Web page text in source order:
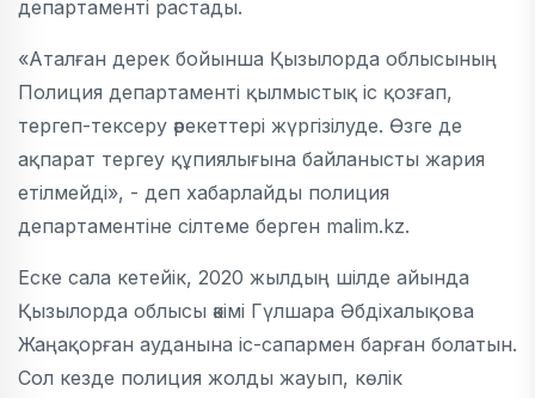
департаменті растады.
«Аталған дерек бойынша Қызылорда облысының
Полиция департаменті қылмыстық іс қозғап,
тергеп-тексеру әрекеттері жүргізілуде. Өзге де
ақпарат тергеу құпиялығына байланысты жария
етілмейді», - деп хабарлайды полиция
департаментіне сілтеме берген malim.kz.
Еске сала кетейік, 2020 жылдың шілде айында
Қызылорда облысы әкімі Гүлшара Әбдіхалықова
Жаңақорған ауданына іс-сапармен барған болатын.
Сол кезде полиция жолды жауып, көлік